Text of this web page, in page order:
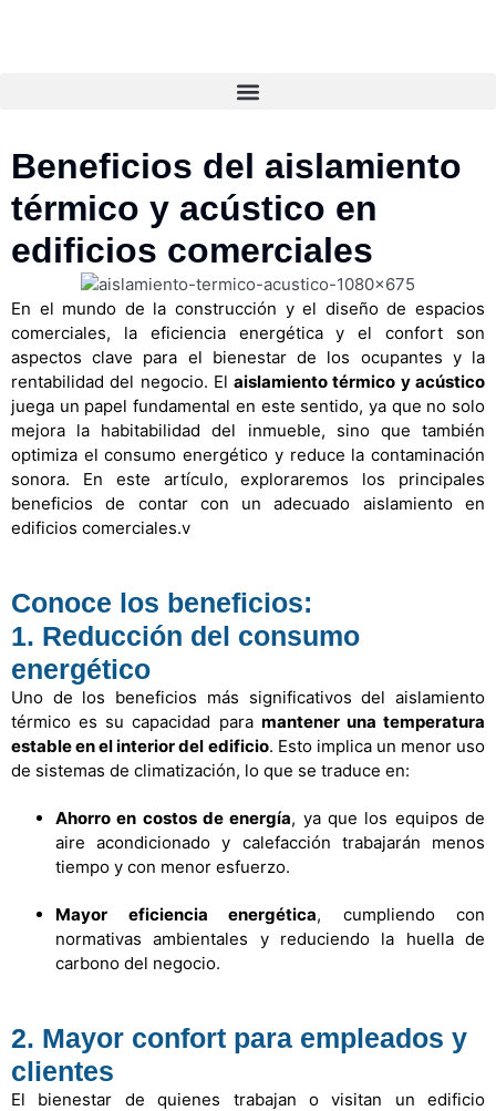
Beneficios del aislamiento
térmico y acústico en
edificios comerciales
En el mundo de la construcción y el diseño de espacios
comerciales, la eficiencia energética y el confort son
aspectos clave para el bienestar de los ocupantes y la
rentabilidad del negocio. Elaislamiento térmico y acústico
juega un papel fundamental en este sentido, ya que no solo
mejora la habitabilidad del inmueble, sino que también
optimiza el consumo energético y reduce la contaminación
sonora. En este artículo, exploraremos los principales
beneficios de contar con un adecuado aislamiento en
edificios comerciales.v
Conoce los beneficios:
1. Reducción del consumo
energético
Uno de los beneficios más significativos del aislamiento
térmico es su capacidad para mantener una temperatura
estable en el interior del edificio. Esto implica un menor uso
de sistemas de climatización, lo que se traduce en:
Ahorro en costos de energía, ya que los equipos de
aire acondicionado y calefacción trabajarán menos
tiempo y con menor esfuerzo.
Mayor eficiencia energética, cumpliendo con
normativas ambientales y reduciendo la huella de
carbono del negocio.
2. Mayor confort para empleados y
clientes
El bienestar de quienes trabajan o visitan un edificio